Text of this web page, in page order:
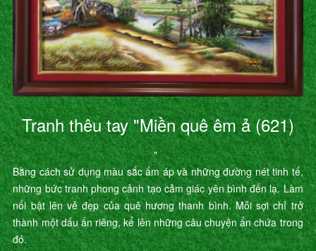
Tranh thêu tay "Miền quê êm ả (621)
"
Bằng cách sử dụng màu sắc ấm áp và những đường nét tinh tế,
những bức tranh phong cảnh tạo cảm giác yên bình đến lạ. Làm
nổi bật lên vẻ đẹp của quê hương thanh bình. Mỗi sợi chỉ trở
thành một dấu ấn riêng, kể lên những câu chuyện ẩn chứa trong
đó.